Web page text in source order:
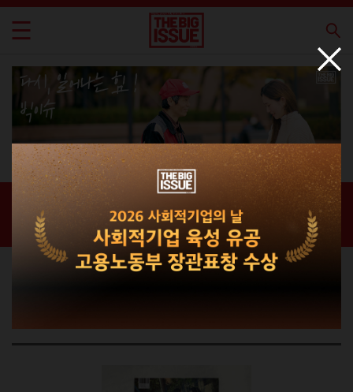
신간 · 과월호
홈 / 매거진 / 신간 · 과월호